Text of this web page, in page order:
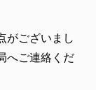
がございまし
へご連絡くだ